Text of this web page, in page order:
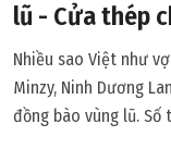
lũ - Cửa thép
Nhiều sao Việt như
Minzy, Ninh Dương
đồng bào vùng lũ.